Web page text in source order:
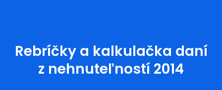
Rebríčky a kalkulačka daní
z nehnuteľností 2014